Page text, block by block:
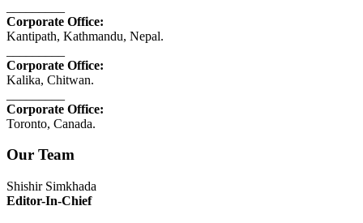
Corporate Office:
Kantipath, Kathmandu, Nepal.
Corporate Office:
Kalika, Chitwan.
Corporate Office:
Toronto, Canada.
Our Team
Shishir Simkhada
Editor-In-Chief